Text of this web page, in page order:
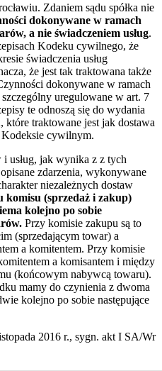
Zdaniem sądu spółka nie
dokonywane w ramach
a nie świadczeniem usług.
Kodeku cywilnego, że
świadczenia usług
że jest tak traktowana także
dokonywane w ramach
uregulowane w art. 7
te odnoszą się do wydania
traktowane jest jak dostawa
cywilnym.
usług, jak wynika z z tych
zdarzenia, wykonywane
niezależnych dostaw
(sprzedaż i zakup)
kolejno po sobie
Przy komisie zakupu są to
(sprzedającym towar) a
a komitentem. Przy komisie
a komisantem i między
(końcowym nabywcą towaru).
mamy do czynienia z dwoma
kolejno po sobie następujące
2016 r., sygn. akt I SA/Wr